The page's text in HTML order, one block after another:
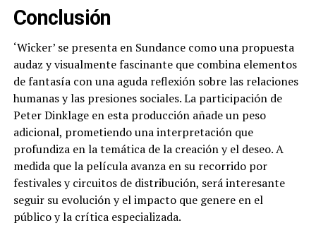
Conclusión
‘Wicker’ se presenta en Sundance como una propuesta
audaz y visualmente fascinante que combina elementos
de fantasía con una aguda reflexión sobre las relaciones
humanas y las presiones sociales. La participación de
Peter Dinklage en esta producción añade un peso
adicional, prometiendo una interpretación que
profundiza en la temática de la creación y el deseo. A
medida que la película avanza en su recorrido por
festivales y circuitos de distribución, será interesante
seguir su evolución y el impacto que genere en el
público y la crítica especializada.